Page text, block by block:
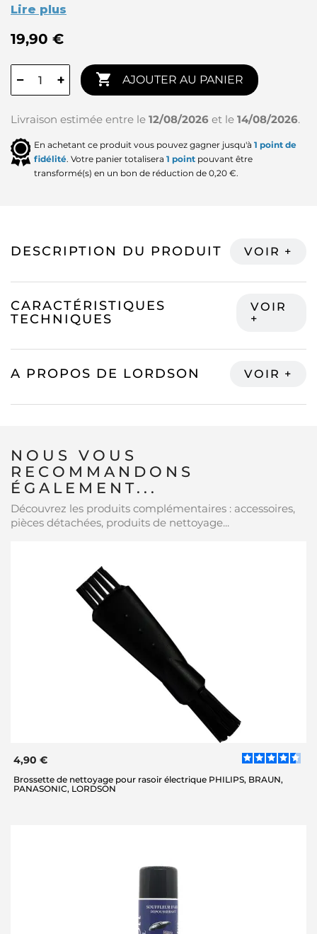
Lire plus
19,90 €
− +  AJOUTER AU PANIER
Livraison estimée entre le 12/08/2026 et le 14/08/2026.
En achetant ce produit vous pouvez gagner jusqu'à 1 point de
fidélité. Votre panier totalisera 1 point pouvant être
transformé(s) en un bon de réduction de 0,20 €.
DESCRIPTION DU PRODUIT
CARACTÉRISTIQUES
TECHNIQUES
A PROPOS DE LORDSON
NOUS VOUS
RECOMMANDONS
ÉGALEMENT...
Découvrez les produits complémentaires : accessoires,
pièces détachées, produits de nettoyage...
4,90 €
Brossette de nettoyage pour rasoir électrique PHILIPS, BRAUN,
PANASONIC, LORDSON